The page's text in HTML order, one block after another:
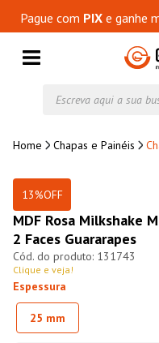
Pague com PIXe ganhe
Chapas e Painéis
13%OFF
MDF Rosa Milkshake
2 Faces Guararapes
131743
Clique e veja!
Espessura
25 mm